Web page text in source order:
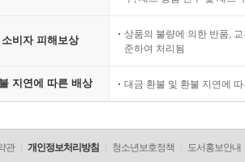
소비자 피해보상
상품의 불량에 의한 반품,
준하여 처리됨
지연에 따른 배상 대금 환불 및 환불 지연에
관 개인정보처리방침 청소년보호정책 도서홍보안내